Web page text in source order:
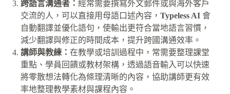
跨語言溝通者： 經常需要撰寫外文郵件或與海外客戶
交流的人，可以直接用母語口述內容， Typeless AI 會
自動翻譯並優化語句，使輸出更符合當地語言習慣，
減少翻譯與修正的時間成本，提升跨國溝通效率。
講師與教練： 在教學或培訓過程中，常需要整理課堂
重點、學員回饋或教材架構，透過語音輸入可以快速
將零散想法轉化為條理清晰的內容，協助講師更有效
率地整理教學素材與課程內容。